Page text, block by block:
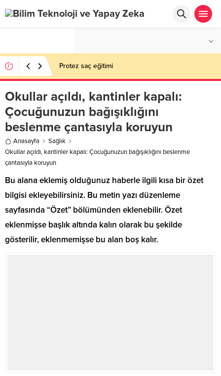
Protez saç eğitimi
Okullar açıldı, kantinler kapalı:
Çocuğunuzun bağışıklığını
beslenme çantasıyla koruyun
Anasayfa
Sağlık
Okullar açıldı, kantinler kapalı: Çocuğunuzun bağışıklığını beslenme
çantasıyla koruyun
Bu alana eklemiş olduğunuz haberle ilgili kısa bir özet
bilgisi ekleyebilirsiniz. Bu metin yazı düzenleme
sayfasında “Özet” bölümünden eklenebilir. Özet
eklenmişse başlık altında kalın olarak bu şekilde
gösterilir, eklenmemişse bu alan boş kalır.